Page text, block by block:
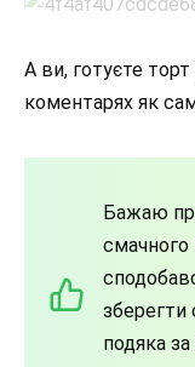
А ви, готуєте торт
коментарях як
Бажаю
зберегти
подяка